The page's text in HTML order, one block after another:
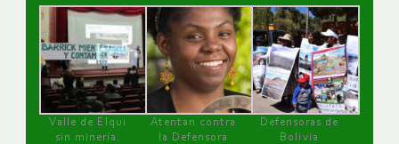
Valle de Elqui
sin minería.
Atentan contra
la Defensora
Defensoras de
Bolivia